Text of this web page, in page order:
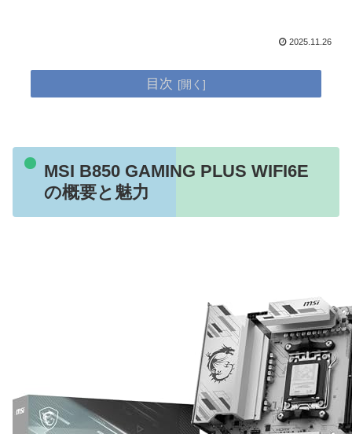
2025.11.26
目次
MSI B850 GAMING PLUS WIFI6E
の概要と魅力